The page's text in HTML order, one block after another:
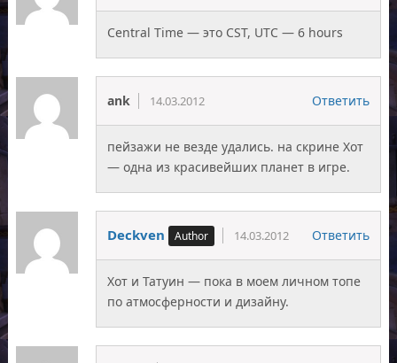
Central Time — это CST, UTC — 6 hours
ank 14.03.2012 Ответить
пейзажи не везде удались. на скрине Хот
— одна из красивейших планет в игре.
Deckven 14.03.2012 Ответить
Хот и Татуин — пока в моем личном топе
по атмосферности и дизайну.